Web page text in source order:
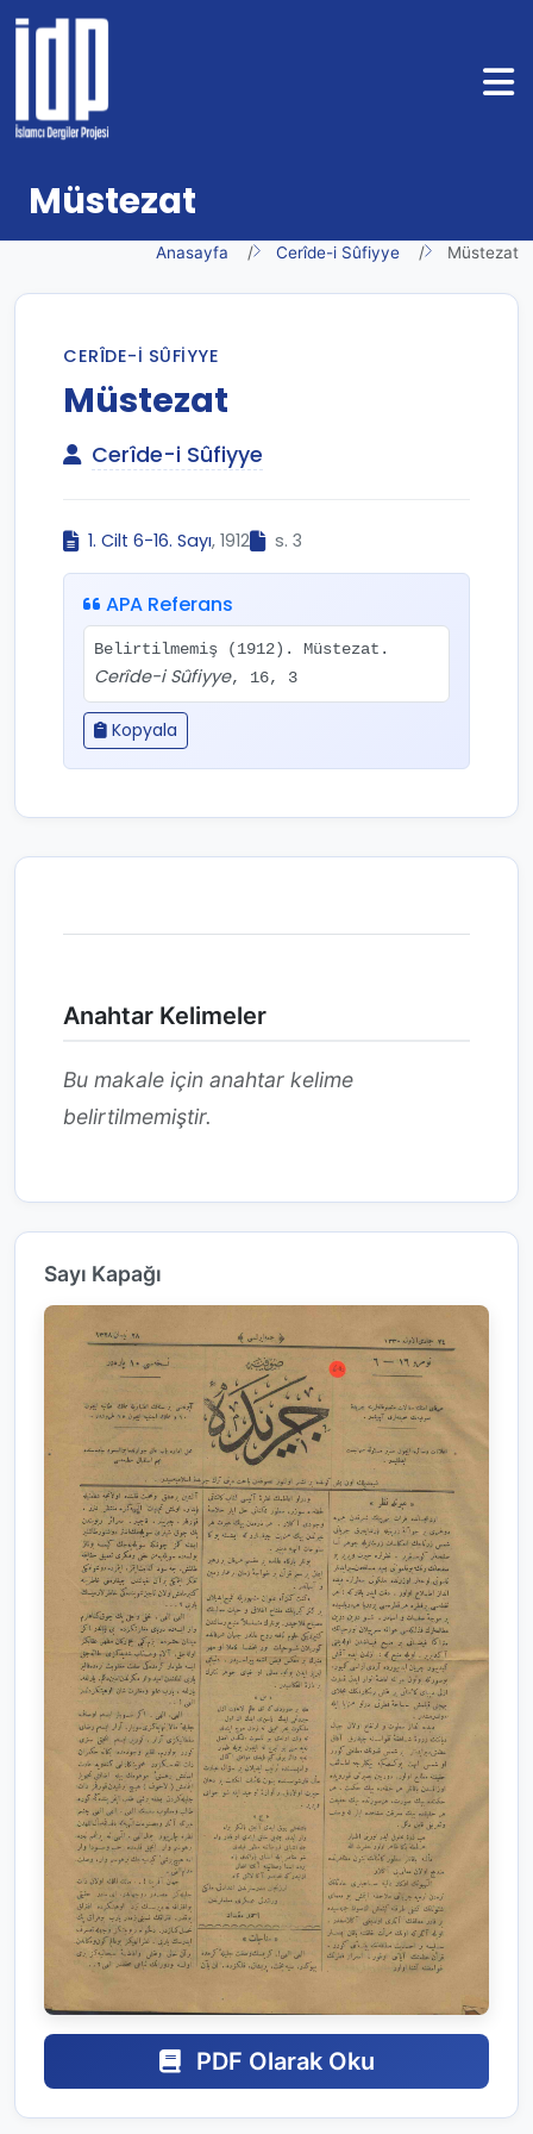
Müstezat
Anasayfa Cerîde-i Sûfiyye Müstezat
CERÎDE-I SÛFIYYE
Müstezat
Cerîde-i Sûfiyye
1. Cilt 6-16. Sayı, 1912 s. 3
APA Referans
Belirtilmemiş (1912). Müstezat.
Cerîde-i Sûfiyye, 16, 3
Kopyala
Anahtar Kelimeler
Bu makale için anahtar kelime
belirtilmemiştir.
Sayı Kapağı
PDF Olarak Oku